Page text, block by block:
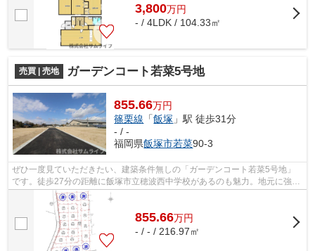
3,800万円
- / 4LDK / 104.33㎡
売買 | 売地 ガーデンコート若菜5号地
855.66万円
篠栗線 「飯塚 」駅 徒歩31分
- / -
福岡県飯塚市若菜90-3
ぜひ一度見ていただきたい、建築条件無しの「ガーデンコート若菜5号地」
です。徒歩27分の距離に飯塚市立穂波西中学校があるのも魅力。地元に強い
サムライフなら、不動産情報や生活情報...
855.66万円
- / - / 216.97㎡